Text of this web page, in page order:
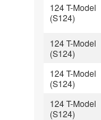
124 T-Model
(S124)
124 T-Model
(S124)
124 T-Model
(S124)
124 T-Model
(S124)